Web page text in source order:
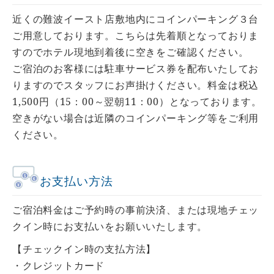
近くの難波イースト店敷地内にコインパーキング３台
ご用意しております。こちらは先着順となっておりま
すのでホテル現地到着後に空きをご確認ください。
ご宿泊のお客様には駐車サービス券を配布いたしてお
りますのでスタッフにお声掛けください。料金は税込
1,500円（15：00～翌朝11：00）となっております。
空きがない場合は近隣のコインパーキング等をご利用
ください。
お支払い方法
ご宿泊料金はご予約時の事前決済、または現地チェッ
クイン時にお支払いをお願いいたします。
【チェックイン時の支払方法】
・クレジットカード